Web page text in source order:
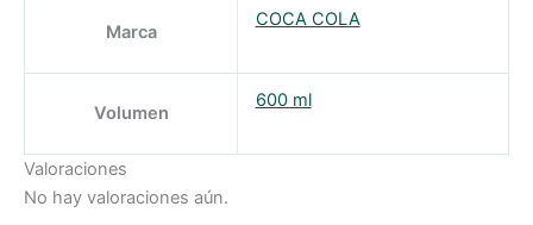
Marca
COCA COLA
Volumen
600 ml
Valoraciones
No hay valoraciones aún.